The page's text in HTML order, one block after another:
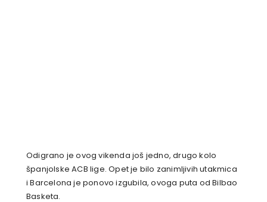
Odigrano je ovog vikenda još jedno, drugo kolo
španjolske ACB lige. Opet je bilo zanimljivih utakmica
i Barcelona je ponovo izgubila, ovoga puta od Bilbao
Basketa.